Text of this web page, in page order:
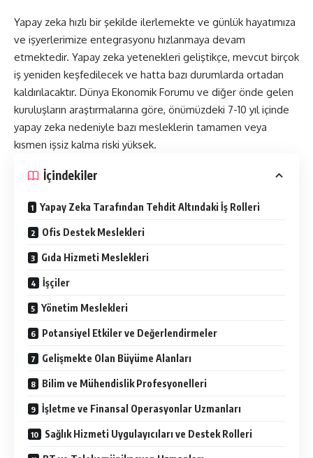
Yapay zeka hızlı bir şekilde ilerlemekte ve günlük hayatımıza
ve işyerlerimize entegrasyonu hızlanmaya devam
etmektedir. Yapay zeka yetenekleri geliştikçe, mevcut birçok
iş yeniden keşfedilecek ve hatta bazı durumlarda ortadan
kaldırılacaktır. Dünya Ekonomik Forumu ve diğer önde gelen
kuruluşların araştırmalarına göre, önümüzdeki 7-10 yıl içinde
yapay zeka nedeniyle bazı mesleklerin tamamen veya
kısmen işsiz kalma riski yüksek.
İçindekiler
Yapay Zeka Tarafından Tehdit Altındaki İş Rolleri
Ofis Destek Meslekleri
Gıda Hizmeti Meslekleri
İşçiler
Yönetim Meslekleri
Potansiyel Etkiler ve Değerlendirmeler
Gelişmekte Olan Büyüme Alanları
Bilim ve Mühendislik Profesyonelleri
İşletme ve Finansal Operasyonlar Uzmanları
Sağlık Hizmeti Uygulayıcıları ve Destek Rolleri